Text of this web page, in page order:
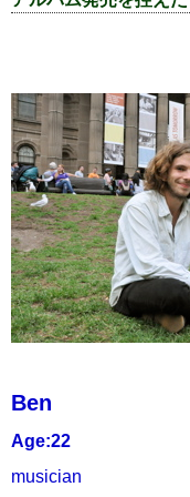
Ben
Age:22
musician